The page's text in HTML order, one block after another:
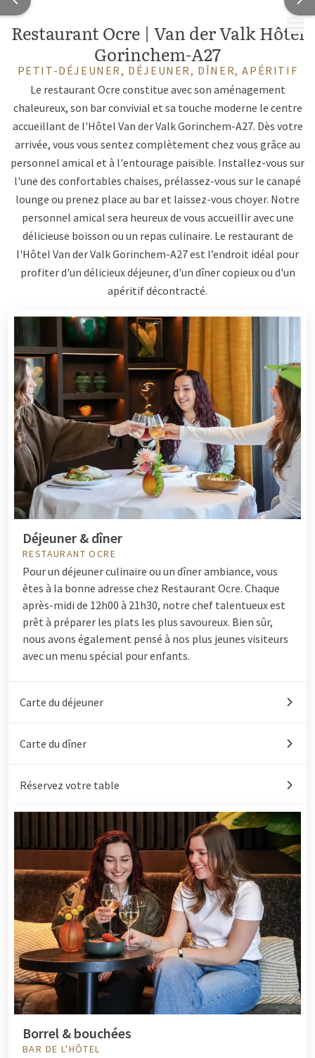
Restaurant Ocre | Van der Valk Hôtel
Gorinchem-A27
PETIT-DÉJEUNER, DÉJEUNER, DÎNER, APÉRITIF
Le restaurant Ocre constitue avec son aménagement
chaleureux, son bar convivial et sa touche moderne le centre
accueillant de l'Hôtel Van der Valk Gorinchem-A27. Dès votre
arrivée, vous vous sentez complètement chez vous grâce au
personnel amical et à l'entourage paisible. Installez-vous sur
l'une des confortables chaises, prélassez-vous sur le canapé
lounge ou prenez place au bar et laissez-vous choyer. Notre
personnel amical sera heureux de vous accueillir avec une
délicieuse boisson ou un repas culinaire. Le restaurant de
l'Hôtel Van der Valk Gorinchem-A27 est l’endroit idéal pour
profiter d'un délicieux déjeuner, d'un dîner copieux ou d'un
apéritif décontracté.
Déjeuner & dîner
RESTAURANT OCRE
Pour un déjeuner culinaire ou un dîner ambiance, vous
êtes à la bonne adresse chez Restaurant Ocre. Chaque
après-midi de 12h00 à 21h30, notre chef talentueux est
prêt à préparer les plats les plus savoureux. Bien sûr,
nous avons également pensé à nos plus jeunes visiteurs
avec un menu spécial pour enfants.
Carte du déjeuner
Carte du dîner
Réservez votre table
Borrel & bouchées
BAR DE L'HÔTEL